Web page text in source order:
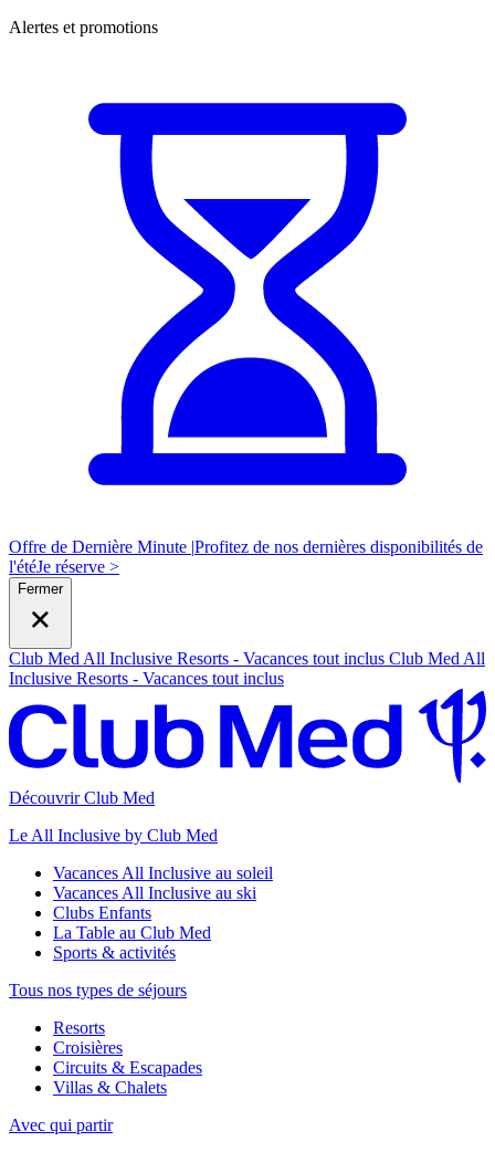
Alertes et promotions
Offre de Dernière Minute |Profitez de nos dernières disponibilités de
l'étéJe réserve >
Fermer
Club Med All Inclusive Resorts - Vacances tout inclus Club Med All
Inclusive Resorts - Vacances tout inclus
Découvrir Club Med
Le All Inclusive by Club Med
Vacances All Inclusive au soleil
Vacances All Inclusive au ski
Clubs Enfants
La Table au Club Med
Sports & activités
Tous nos types de séjours
Resorts
Croisières
Circuits & Escapades
Villas & Chalets
Avec qui partir